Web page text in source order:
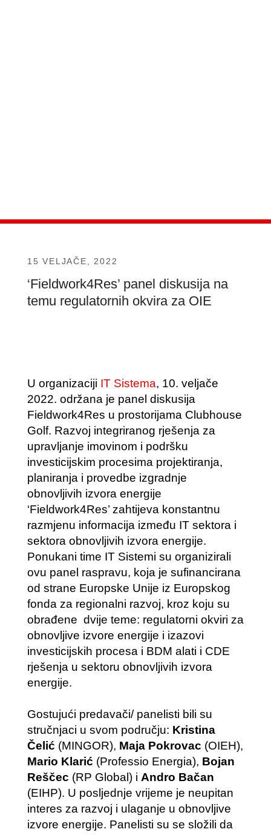
15 VELJAČE, 2022
‘Fieldwork4Res’ panel diskusija na
temu regulatornih okvira za OIE
U organizaciji IT Sistema, 10. veljače
2022. održana je panel diskusija
Fieldwork4Res u prostorijama Clubhouse
Golf. Razvoj integriranog rješenja za
upravljanje imovinom i podršku
investicijskim procesima projektiranja,
planiranja i provedbe izgradnje
obnovljivih izvora energije
‘Fieldwork4Res’ zahtijeva konstantnu
razmjenu informacija između IT sektora i
sektora obnovljivih izvora energije.
Ponukani time IT Sistemi su organizirali
ovu panel raspravu, koja je sufinancirana
od strane Europske Unije iz Europskog
fonda za regionalni razvoj, kroz koju su
obrađene dvije teme: regulatorni okviri za
obnovljive izvore energije i izazovi
investicijskih procesa i BDM alati i CDE
rješenja u sektoru obnovljivih izvora
energije.
Gostujući predavači/ panelisti bili su
stručnjaci u svom području: Kristina
Čelić (MINGOR), Maja Pokrovac (OIEH),
Mario Klarić (Professio Energia), Bojan
Reščec (RP Global) i Andro Bačan
(EIHP). U posljednje vrijeme je neupitan
interes za razvoj i ulaganje u obnovljive
izvore energije. Panelisti su se složili da